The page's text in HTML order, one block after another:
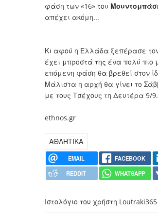
φάση των «16» του
απέχει ακόμη...
Κι αφού η Ελλάδα ξεπέρασε
έχει μπροστά της ένα πολύ
επόμενη φάση θα βρεθεί στον
Μάλιστα η αρχή θα γίνει το
με τους Τσέχους τη Δευτέρα 9/
ethnos.gr
ΑΘΛΗΤΙΚΑ
EMAIL FACEBOOK
REDDIT
WHATSAPP
Ιστολόγιο του χρήστη Loutraki365